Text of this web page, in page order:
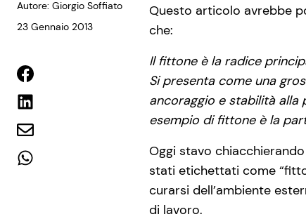
Autore: Giorgio Soffiato
23 Gennaio 2013
Questo articolo avrebbe
che:
Il fittone è la radice
Si presenta come una
ancoraggio e stabilità alla
esempio di fittone è la
Oggi stavo
stati etichettati come
curarsi dell’ambiente
di lavoro.